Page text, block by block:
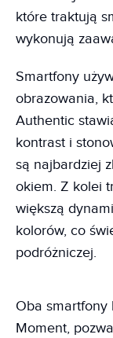
które traktują
wykonują
Smartfony
obrazowania,
Authentic
kontrast i
są najbardziej
okiem. Z kolei
większą
kolorów, co
podróżniczej.
Oba smartfony
Moment,